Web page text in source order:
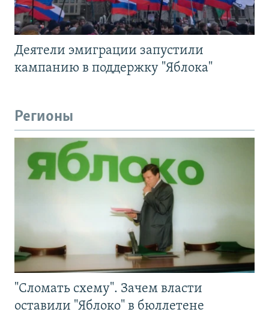
Деятели эмиграции запустили
кампанию в поддержку "Яблока"
Регионы
"Сломать схему". Зачем власти
оставили "Яблоко" в бюллетене